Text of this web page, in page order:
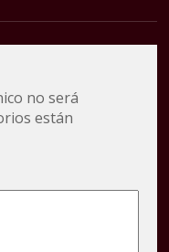
no será
están